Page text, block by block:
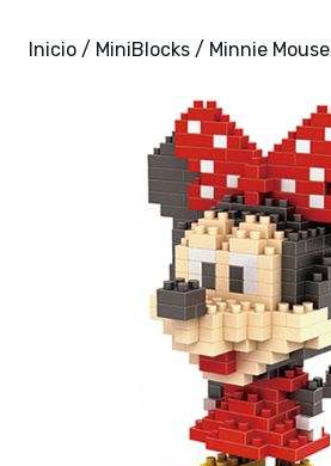
Inicio / MiniBlocks / Minnie Mouse